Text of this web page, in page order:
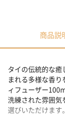
商品説
タイの伝統的な
まれる多様な香
ィフューザー
洗練された雰囲
選びいただけます。